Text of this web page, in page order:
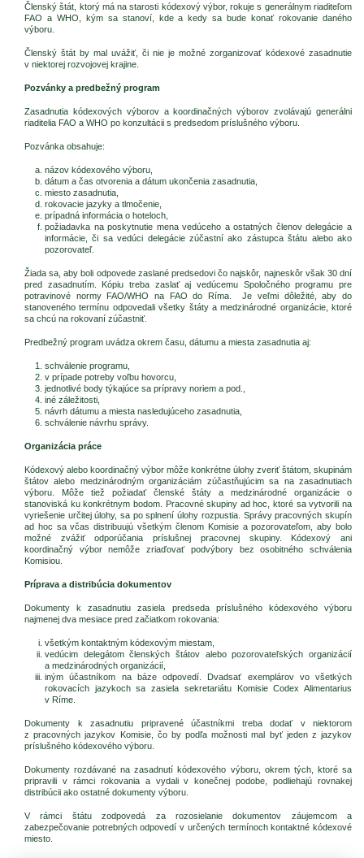
Členský štát, ktorý má na starosti kódexový výbor, rokuje s generálnym riaditeľom
FAO a WHO, kým sa stanoví, kde a kedy sa bude konať rokovanie daného
výboru.
Členský štát by mal uvážiť, či nie je možné zorganizovať kódexové zasadnutie
v niektorej rozvojovej krajine.
Pozvánky a predbežný program
Zasadnutia kódexových výborov a koordinačných výborov zvolávajú generálni
riaditelia FAO a WHO po konzultácii s predsedom príslušného výboru.
Pozvánka obsahuje:
názov kódexového výboru,
dátum a čas otvorenia a dátum ukončenia zasadnutia,
miesto zasadnutia,
rokovacie jazyky a tlmočenie,
prípadná informácia o hoteloch,
požiadavka na poskytnutie mena vedúceho a ostatných členov delegácie a
informácie, či sa vedúci delegácie zúčastní ako zástupca štátu alebo ako
pozorovateľ.
Žiada sa, aby boli odpovede zaslané predsedovi čo najskôr, najneskôr však 30 dní
pred zasadnutím. Kópiu treba zaslať aj vedúcemu Spoločného programu pre
potravinové normy FAO/WHO na FAO do Ríma. Je veľmi dôležité, aby do
stanoveného termínu odpovedali všetky štáty a medzinárodné organizácie, ktoré
sa chcú na rokovaní zúčastniť.
Predbežný program uvádza okrem času, dátumu a miesta zasadnutia aj:
schválenie programu,
v prípade potreby voľbu hovorcu,
jednotlivé body týkajúce sa prípravy noriem a pod.,
iné záležitosti,
návrh dátumu a miesta nasledujúceho zasadnutia,
schválenie návrhu správy.
Organizácia práce
Kódexový alebo koordinačný výbor môže konkrétne úlohy zveriť štátom, skupinám
štátov alebo medzinárodným organizáciám zúčastňujúcim sa na zasadnutiach
výboru. Môže tiež požiadať členské štáty a medzinárodné organizácie o
stanoviská ku konkrétnym bodom. Pracovné skupiny ad hoc, ktoré sa vytvorili na
vyriešenie určitej úlohy, sa po splnení úlohy rozpustia. Správy pracovných skupín
ad hoc sa včas distribuujú všetkým členom Komisie a pozorovateľom, aby bolo
možné zvážiť odporúčania príslušnej pracovnej skupiny. Kódexový ani
koordinačný výbor nemôže zriaďovať podvýbory bez osobitného schválenia
Komisiou.
Príprava a distribúcia dokumentov
Dokumenty k zasadnutiu zasiela predseda príslušného kódexového výboru
najmenej dva mesiace pred začiatkom rokovania:
všetkým kontaktným kódexovým miestam,
vedúcim delegátom členských štátov alebo pozorovateľských organizácií
a medzinárodných organizácií,
iným účastníkom na báze odpovedí. Dvadsať exemplárov vo všetkých
rokovacích jazykoch sa zasiela sekretariátu Komisie Codex Alimentarius
v Ríme.
Dokumenty k zasadnutiu pripravené účastníkmi treba dodať v niektorom
z pracovných jazykov Komisie, čo by podľa možnosti mal byť jeden z jazykov
príslušného kódexového výboru.
Dokumenty rozdávané na zasadnutí kódexového výboru, okrem tých, ktoré sa
pripravili v rámci rokovania a vydali v konečnej podobe, podliehajú rovnakej
distribúcii ako ostatné dokumenty výboru.
V rámci štátu zodpovedá za rozosielanie dokumentov záujemcom a
zabezpečovanie potrebných odpovedí v určených termínoch kontaktné kódexové
miesto.